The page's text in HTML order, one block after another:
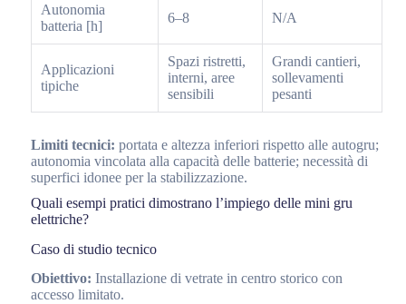
Autonomia
batteria [h]
6–8 N/A
Applicazioni
tipiche
Spazi ristretti,
interni, aree
sensibili
Grandi cantieri,
sollevamenti
pesanti
Limiti tecnici: portata e altezza inferiori rispetto alle autogru;
autonomia vincolata alla capacità delle batterie; necessità di
superfici idonee per la stabilizzazione.
Quali esempi pratici dimostrano l’impiego delle mini gru
elettriche?
Caso di studio tecnico
Obiettivo: Installazione di vetrate in centro storico con
accesso limitato.